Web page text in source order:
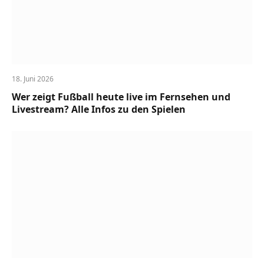
18. Juni 2026
Wer zeigt Fußball heute live im Fernsehen und
Livestream? Alle Infos zu den Spielen